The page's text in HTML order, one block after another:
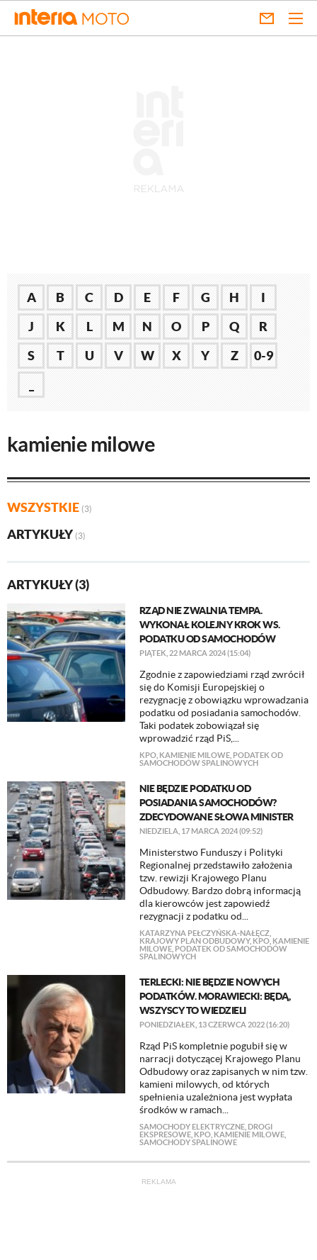
A B C D E F G H
I
J
K L M N O P Q
R
S
T U V W X Y Z
0-9
kamienie milowe
WSZYSTKIE (3)
ARTYKUŁY (3)
ARTYKUŁY (3)
RZĄD NIE ZWALNIA TEMPA.
WYKONAŁ KOLEJNY KROK WS.
PODATKU OD SAMOCHODÓW
PIĄTEK, 22 MARCA 2024 (15:04)
Zgodnie z zapowiedziami rząd zwrócił
się do Komisji Europejskiej o
rezygnację z obowiązku wprowadzania
podatku od posiadania samochodów.
Taki podatek zobowiązał się
wprowadzić rząd PiS,...
KPO, KAMIENIE MILOWE, PODATEK OD
SAMOCHODÓW SPALINOWYCH
NIE BĘDZIE PODATKU OD
POSIADANIA SAMOCHODÓW?
ZDECYDOWANE SŁOWA MINISTER
NIEDZIELA, 17 MARCA 2024 (09:52)
Ministerstwo Funduszy i Polityki
Regionalnej przedstawiło założenia
tzw. rewizji Krajowego Planu
Odbudowy. Bardzo dobrą informacją
dla kierowców jest zapowiedź
rezygnacji z podatku od...
KATARZYNA PEŁCZYŃSKA-NAŁĘCZ,
KRAJOWY PLAN ODBUDOWY, KPO, KAMIENIE
MILOWE, PODATEK OD SAMOCHODÓW
SPALINOWYCH
TERLECKI: NIE BĘDZIE NOWYCH
PODATKÓW. MORAWIECKI: BĘDĄ,
WSZYSCY TO WIEDZIELI
PONIEDZIAŁEK, 13 CZERWCA 2022 (16:20)
Rząd PiS kompletnie pogubił się w
narracji dotyczącej Krajowego Planu
Odbudowy oraz zapisanych w nim tzw.
kamieni milowych, od których
spełnienia uzależniona jest wypłata
środków w ramach...
SAMOCHODY ELEKTRYCZNE, DROGI
EKSPRESOWE, KPO, KAMIENIE MILOWE,
SAMOCHODY SPALINOWE
REKLAMA